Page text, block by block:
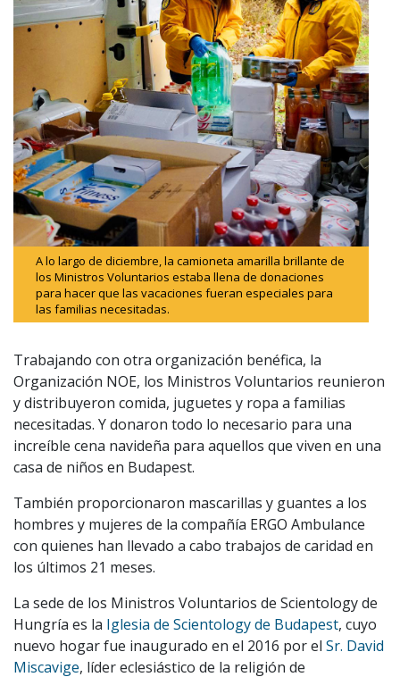
A lo largo de diciembre, la camioneta amarilla brillante de
los Ministros Voluntarios estaba llena de donaciones
para hacer que las vacaciones fueran especiales para
las familias necesitadas.
Trabajando con otra organización benéfica, la
Organización NOE, los Ministros Voluntarios reunieron
y distribuyeron comida, juguetes y ropa a familias
necesitadas. Y donaron todo lo necesario para una
increíble cena navideña para aquellos que viven en una
casa de niños en Budapest.
También proporcionaron mascarillas y guantes a los
hombres y mujeres de la compañía ERGO Ambulance
con quienes han llevado a cabo trabajos de caridad en
los últimos 21 meses.
La sede de los Ministros Voluntarios de Scientology de
Hungría es la Iglesia de Scientology de Budapest, cuyo
nuevo hogar fue inaugurado en el 2016 por el Sr. David
Miscavige, líder eclesiástico de la religión de